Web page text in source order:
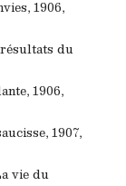
1906,
du
1906,
1907,
vie du